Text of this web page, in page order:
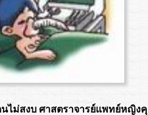
ไม่สงบ ศาสตราจารย์แพทย์หญิ